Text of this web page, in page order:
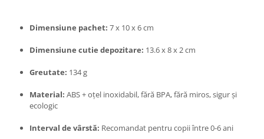
Articole antidaunatori gradina
Sere si solarii
Unelte manuale de gradina -
Folie si plase pt plante
Dimensiune pachet: 7 x 10 x 6 cm
Dimensiune cutie depozitare: 13.6 x 8 x 2 cm
Greutate: 134 g
Material: ABS + oțel inoxidabil, fără BPA, fără miros, sigur și
ecologic
Interval de vârstă: Recomandat pentru copii între 0-6 ani